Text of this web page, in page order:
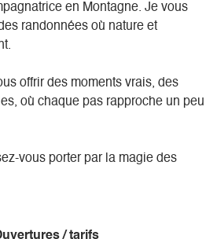
en Montagne. Je vous
randonnées où nature et
offrir des moments vrais, des
où chaque pas rapproche un peu
vous porter par la magie des
/ tarifs